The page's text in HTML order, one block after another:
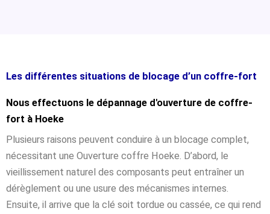
Les différentes situations de blocage d’un coffre-fort
Nous effectuons le dépannage d'ouverture de coffre-
fort à Hoeke
Plusieurs raisons peuvent conduire à un blocage complet,
nécessitant une Ouverture coffre Hoeke. D’abord, le
vieillissement naturel des composants peut entraîner un
dérèglement ou une usure des mécanismes internes.
Ensuite, il arrive que la clé soit tordue ou cassée, ce qui rend